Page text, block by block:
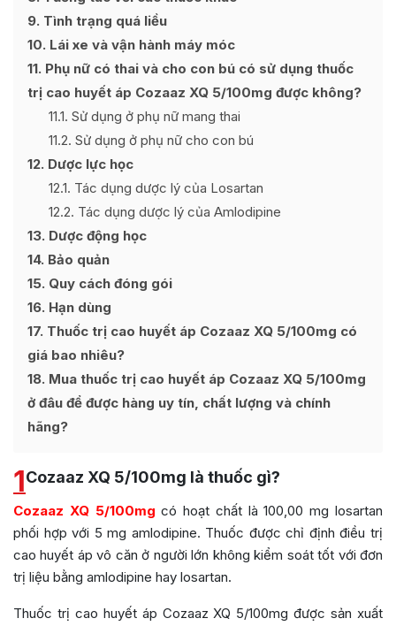
9 Tình trạng quá liều
10 Lái xe và vận hành máy móc
11 Phụ nữ có thai và cho con bú có sử dụng thuốc
trị cao huyết áp Cozaaz XQ 5/100mg được không?
11.1 Sử dụng ở phụ nữ mang thai
11.2 Sử dụng ở phụ nữ cho con bú
12 Dược lực học
12.1 Tác dụng dược lý của Losartan
12.2 Tác dụng dược lý của Amlodipine
13 Dược động học
14 Bảo quản
15 Quy cách đóng gói
16 Hạn dùng
17 Thuốc trị cao huyết áp Cozaaz XQ 5/100mg có
giá bao nhiêu?
18 Mua thuốc trị cao huyết áp Cozaaz XQ 5/100mg
ở đâu để được hàng uy tín, chất lượng và chính
hãng?
1Cozaaz XQ 5/100mg là thuốc gì?
Cozaaz XQ 5/100mg có hoạt chất là 100,00 mg losartan
phối hợp với 5 mg amlodipine. Thuốc được chỉ định điều trị
cao huyết áp vô căn ở người lớn không kiểm soát tốt với đơn
trị liệu bằng amlodipine hay losartan.
Thuốc trị cao huyết áp Cozaaz XQ 5/100mg được sản xuất